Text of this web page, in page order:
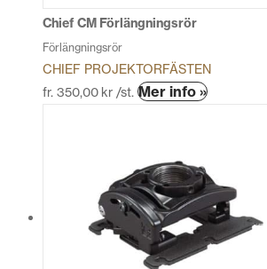
Chief CM Förlängningsrör
Förlängningsrör
CHIEF PROJEKTORFÄSTEN
fr. 350,00 kr /st. Mer info »Den
flera
varianter.
De
olika
alternativen